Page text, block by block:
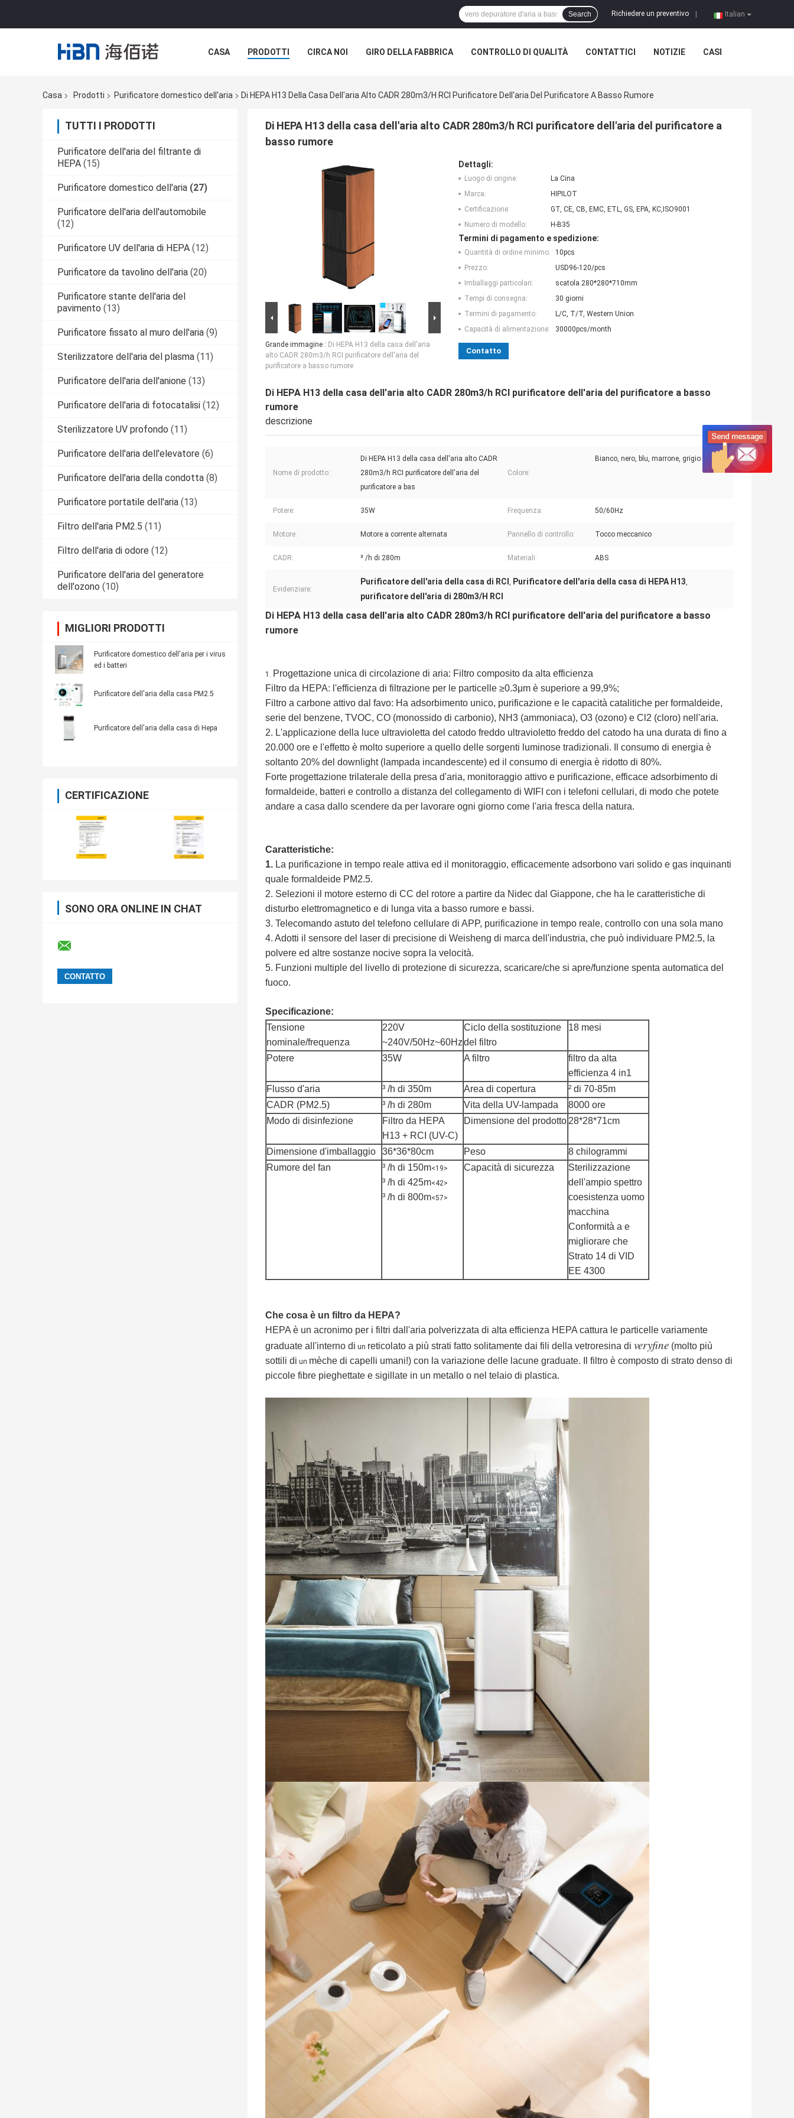
Italian
Richiedere un preventivo
Search
CASA PRODOTTI CIRCA NOI GIRO DELLA FABBRICA CONTROLLO DI QUALITÀ CONTATTICI NOTIZIE CASI
Casa Prodotti Purificatore domestico dell'aria Di HEPA H13 Della Casa Dell'aria Alto CADR 280m3/h RCI Purificatore Dell'aria Del Purificatore A Basso Rumore
TUTTI I PRODOTTI
Purificatore dell'aria del filtrante di
HEPA (15)
Purificatore domestico dell'aria (27)
Purificatore dell'aria dell'automobile
(12)
Purificatore UV dell'aria di HEPA (12)
Purificatore da tavolino dell'aria (20)
Purificatore stante dell'aria del
pavimento (13)
Purificatore fissato al muro dell'aria (9)
Sterilizzatore dell'aria del plasma (11)
Purificatore dell'aria dell'anione (13)
Purificatore dell'aria di fotocatalisi (12)
Sterilizzatore UV profondo (11)
Purificatore dell'aria dell'elevatore (6)
Purificatore dell'aria della condotta (8)
Purificatore portatile dell'aria (13)
Filtro dell'aria PM2.5 (11)
Filtro dell'aria di odore (12)
Purificatore dell'aria del generatore
dell'ozono (10)
MIGLIORI PRODOTTI
Purificatore domestico dell'aria per i virus
ed i batteri
Purificatore dell'aria della casa PM2.5
Purificatore dell'aria della casa di Hepa
CERTIFICAZIONE
SONO ORA ONLINE IN CHAT
Di HEPA H13 della casa dell'aria alto CADR 280m3/h RCI purificatore dell'aria del purificatore a
basso rumore
Grande immagine : Di HEPA H13 della casa dell'aria
alto CADR 280m3/h RCI purificatore dell'aria del
purificatore a basso rumore
Dettagli:
Luogo di origine:
La Cina
Marca:
HIPILOT
Certificazione:
GT, CE, CB, EMC, ETL, GS, EPA, KC,ISO9001
Numero di modello:
H-B35
Termini di pagamento e spedizione:
Quantità di ordine minimo:
10pcs
Prezzo:
USD96-120/pcs
Imballaggi particolari:
scatola 280*280*710mm
Tempi di consegna:
30 giorni
Termini di pagamento:
L/C, T/T, Western Union
Capacità di alimentazione:
30000pcs/month
Contatto
Di HEPA H13 della casa dell'aria alto CADR 280m3/h RCI purificatore dell'aria del purificatore a basso
rumore
descrizione
Nome di prodotto:
Di HEPA H13 della casa dell'aria alto CADR
280m3/h RCI purificatore dell'aria del
purificatore a bas
Colore:
Bianco, nero, blu, marrone, grigio
Potere: 35W Frequenza: 50/60Hz
Motore: Motore a corrente alternata Pannello di controllo: Tocco meccanico
CADR: ³ /h di 280m Materiali: ABS
Evidenziare:
Purificatore dell'aria della casa di RCI , Purificatore dell'aria della casa di HEPA H13,
purificatore dell'aria di 280m3/H RCI
Di HEPA H13 della casa dell'aria alto CADR 280m3/h RCI purificatore dell'aria del purificatore a basso
rumore
1. Progettazione unica di circolazione di aria: Filtro composito da alta efficienza
Filtro da HEPA: l'efficienza di filtrazione per le particelle ≥0.3μm è superiore a 99,9%;
Filtro a carbone attivo dal favo: Ha adsorbimento unico, purificazione e le capacità catalitiche per formaldeide,
serie del benzene, TVOC, CO (monossido di carbonio), NH3 (ammoniaca), O3 (ozono) e Cl2 (cloro) nell'aria.
2. L'applicazione della luce ultravioletta del catodo freddo ultravioletto freddo del catodo ha una durata di fino a
20.000 ore e l'effetto è molto superiore a quello delle sorgenti luminose tradizionali. Il consumo di energia è
soltanto 20% del downlight (lampada incandescente) ed il consumo di energia è ridotto di 80%.
Forte progettazione trilaterale della presa d'aria, monitoraggio attivo e purificazione, efficace adsorbimento di
formaldeide, batteri e controllo a distanza del collegamento di WIFI con i telefoni cellulari, di modo che potete
andare a casa dallo scendere da per lavorare ogni giorno come l'aria fresca della natura.
Caratteristiche:
1. La purificazione in tempo reale attiva ed il monitoraggio, efficacemente adsorbono vari solido e gas inquinanti
quale formaldeide PM2.5.
2. Selezioni il motore esterno di CC del rotore a partire da Nidec dal Giappone, che ha le caratteristiche di
disturbo elettromagnetico e di lunga vita a basso rumore e bassi.
3. Telecomando astuto del telefono cellulare di APP, purificazione in tempo reale, controllo con una sola mano
4. Adotti il sensore del laser di precisione di Weisheng di marca dell'industria, che può individuare PM2.5, la
polvere ed altre sostanze nocive sopra la velocità.
5. Funzioni multiple del livello di protezione di sicurezza, scaricare/che si apre/funzione spenta automatica del
fuoco.
Specificazione:
Tensione
nominale/frequenza
220V
~240V/50Hz~60Hz
Ciclo della sostituzione
del filtro
18 mesi
Potere 35W A filtro
filtro da alta
efficienza 4 in1
Flusso d'aria
³ /h di 350m Area di copertura
² di 70-85m
CADR (PM2.5)
³ /h di 280m Vita della UV-lampada
8000 ore
Modo di disinfezione
Filtro da HEPA
H13 + RCI (UV-C)
Dimensione del prodotto 28*28*71cm
Dimensione d'imballaggio 36*36*80cm Peso
8 chilogrammi
Rumore del fan
³ /h di 150m<19>
³ /h di 425m<42>
³ /h di 800m<57>
Capacità di sicurezza
Sterilizzazione
dell'ampio spettro
coesistenza uomo
macchina
Conformità a e
migliorare che
Strato 14 di VID
EE 4300
Che cosa è un filtro da HEPA?
HEPA è un acronimo per i filtri dall'aria polverizzata di alta efficienza HEPA cattura le particelle variamente
graduate all'interno di un reticolato a più strati fatto solitamente dai fili della vetroresina di veryfine (molto più
sottili di un mèche di capelli umani!) con la variazione delle lacune graduate. Il filtro è composto di strato denso di
piccole fibre pieghettate e sigillate in un metallo o nel telaio di plastica.